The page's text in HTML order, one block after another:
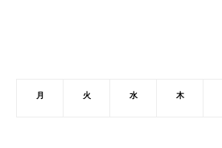
月 火 水 木